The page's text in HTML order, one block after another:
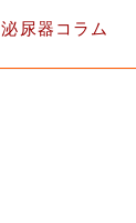
泌尿器コラム